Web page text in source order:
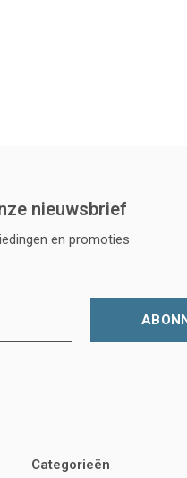
nieuwsbrief
en promoties
Categorieën